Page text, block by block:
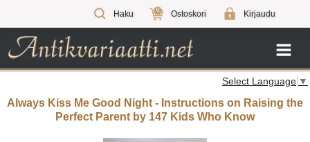
Haku 0 Ostoskori Kirjaudu
Select Language ▼
Always Kiss Me Good Night - Instructions on Raising the
Perfect Parent by 147 Kids Who Know